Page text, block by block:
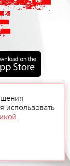
использовать